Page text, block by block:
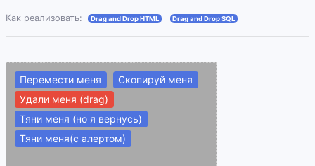
Как реализовать: Drag and Drop HTML Drag and Drop SQL
Перемести меня
Скопируй меня
Удали меня (drag)
Тяни меня (но я вернусь)
Тяни меня(с алертом)